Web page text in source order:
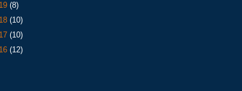
(8)
(10)
(10)
(12)